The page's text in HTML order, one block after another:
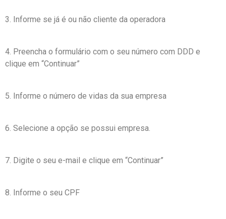
3. Informe se já é ou não cliente da operadora
4. Preencha o formulário com o seu número com DDD e
clique em “Continuar”
5. Informe o número de vidas da sua empresa
6. Selecione a opção se possui empresa.
7. Digite o seu e-mail e clique em “Continuar”
8. Informe o seu CPF